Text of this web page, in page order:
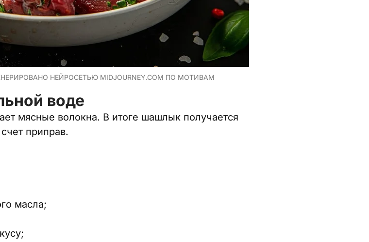
НЕЙРОСЕТЬЮ MIDJOURNEY.COM ПО МОТИВАМ
воде
мясные волокна. В итоге шашлык получается
приправ.
масла;